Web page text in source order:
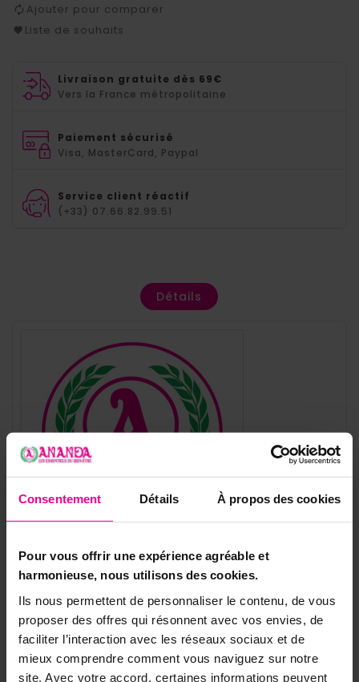
Consentement Détails À propos des cookies
Pour vous offrir une expérience agréable et
harmonieuse, nous utilisons des cookies.
Ils nous permettent de personnaliser le contenu, de vous
proposer des offres qui résonnent avec vos envies, de
faciliter l’interaction avec les réseaux sociaux et de
mieux comprendre comment vous naviguez sur notre
site. Avec votre accord, certaines informations peuvent
Ajouter pour comparer
Liste de souhaits
Livraison gratuite dès 69€
Vers la France métropolitaine
Paiement sécurisé
Visa, MasterCard, Paypal
Service client réactif
(+33) 07.66.82.99.51
Détails
Référence SNMORG08-S4- AME
Fiche technique
Objets Ésotériques Pyramides